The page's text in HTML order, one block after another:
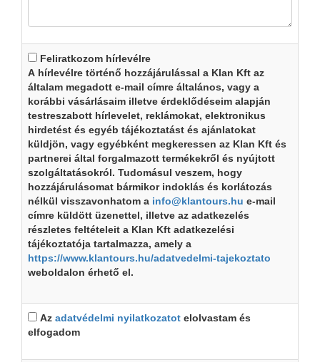
Feliratkozom hírlevélre
A hírlevélre történő hozzájárulással a Klan Kft az
általam megadott e-mail címre általános, vagy a
korábbi vásárlásaim illetve érdeklődéseim alapján
testreszabott hírlevelet, reklámokat, elektronikus
hirdetést és egyéb tájékoztatást és ajánlatokat
küldjön, vagy egyébként megkeressen az Klan Kft és
partnerei által forgalmazott termékekről és nyújtott
szolgáltatásokról. Tudomásul veszem, hogy
hozzájárulásomat bármikor indoklás és korlátozás
nélkül visszavonhatom a info@klantours.hu e-mail
címre küldött üzenettel, illetve az adatkezelés
részletes feltételeit a Klan Kft adatkezelési
tájékoztatója tartalmazza, amely a
https://www.klantours.hu/adatvedelmi-tajekoztato
weboldalon érhető el.
Az adatvédelmi nyilatkozatot elolvastam és
elfogadom